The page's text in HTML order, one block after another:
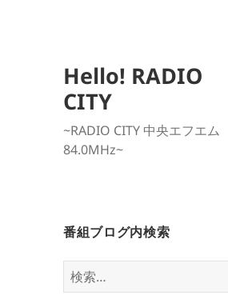
Hello! RADIO
CITY
~RADIO CITY 中央エフエム
84.0MHz~
番組ブログ内検索
検
索: